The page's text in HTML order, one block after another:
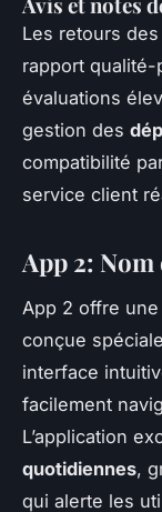
Les retours
rapport qualité-
évaluations
gestion des
compatibilité
service client
App 2: Nom
App 2 offre
conçue
interface
facilement
L’application
quotidiennes,
qui alerte les